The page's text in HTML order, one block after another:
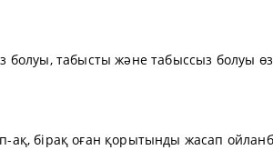
болуы, табысты және табыссыз болуы
ақ, бірақ оған қорытынды жасап